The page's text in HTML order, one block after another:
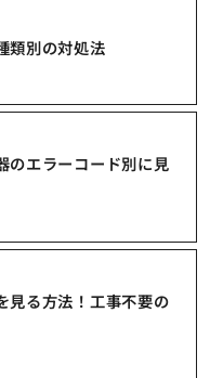
類別の対処法
のエラーコード別に見
見る方法！工事不要の